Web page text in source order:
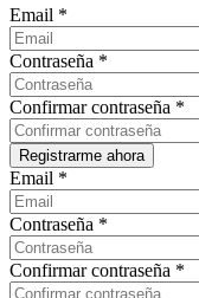
Email *
Contraseña *
Confirmar contraseña *
Email *
Contraseña *
Confirmar contraseña *